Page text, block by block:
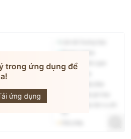
trong ứng dụng để
ứng dụng